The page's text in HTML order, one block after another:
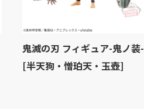
鬼滅の刃 フィギュア-鬼ノ装-
[半天狗・憎珀天・玉壺]